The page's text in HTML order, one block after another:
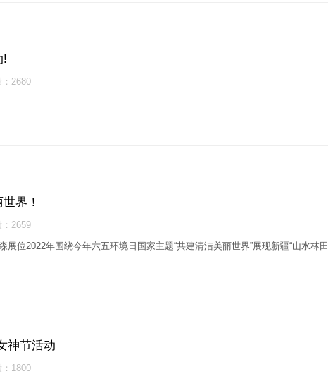
!
：2680
界！
：2659
展位2022年围绕今年六五环境日国家主题“共建清洁美丽世界”展现新疆“山水林
神节活动
：1800